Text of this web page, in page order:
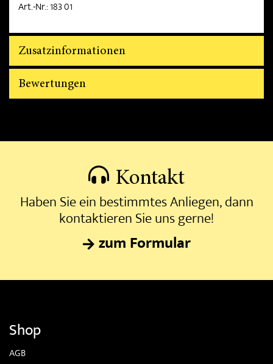
Art.-Nr.: 183 01
Zusatzinformationen
Bewertungen
Kontakt
Haben Sie ein bestimmtes Anliegen, dann
kontaktieren Sie uns gerne!
zum Formular
Shop
AGB